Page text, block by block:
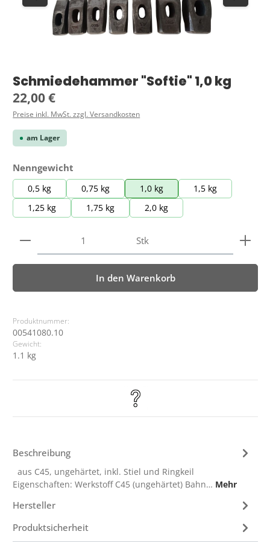
Schmiedehammer "Softie" 1,0 kg
Regulärer Preis:
22,00 €
Preise inkl. MwSt. zzgl. Versandkosten
am Lager
Nenngewicht
0,5 kg 0,75 kg 1,0 kg
1,5 kg
1,25 kg
1,75 kg 2,0 kg
Produkt Anzahl: Gib den gewünschten Wert ein
Stk
In den Warenkorb
Produktnummer:
00541080.10
Gewicht:
1.1 kg
Beschreibung
aus C45, ungehärtet, inkl. Stiel und Ringkeil
Eigenschaften: Werkstoff C45 (ungehärtet) Bahn… Mehr
Hersteller
Produktsicherheit